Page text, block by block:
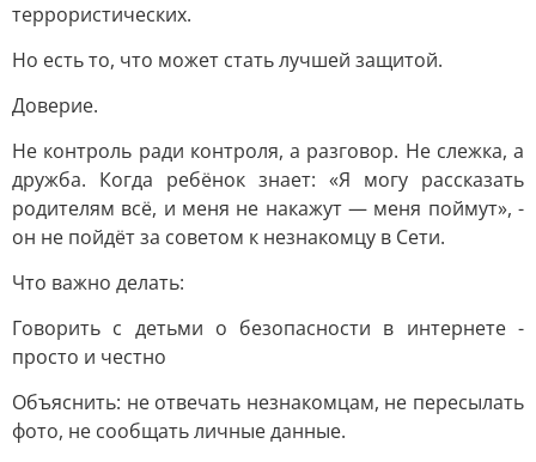
террористических.
Но есть то, что может стать лучшей защитой.
Доверие.
Не контроль ради контроля, а разговор. Не слежка, а
дружба. Когда ребёнок знает: «Я могу рассказать
родителям всё, и меня не накажут — меня поймут», -
он не пойдёт за советом к незнакомцу в Сети.
Что важно делать:
Говорить с детьми о безопасности в интернете -
просто и честно
Объяснить: не отвечать незнакомцам, не пересылать
фото, не сообщать личные данные.